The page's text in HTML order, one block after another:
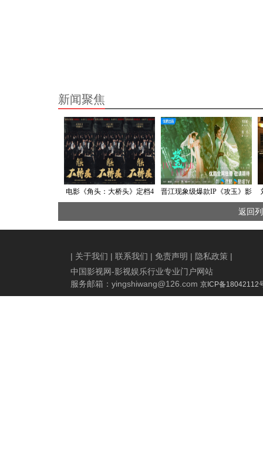
新闻聚焦
电影《角头：大桥头》定档4
派混战
晋江现象级爆款IP《攻玉》影
视化开机 曾舜晞鹤男领衔主
演
返回
| 关于我们 | 联系我们 | 免责声明 | 隐私政策 |
中国影视网-影视娱乐行业专业门户网站
服务邮箱： yingshiwang@126.com 京ICP备18042112